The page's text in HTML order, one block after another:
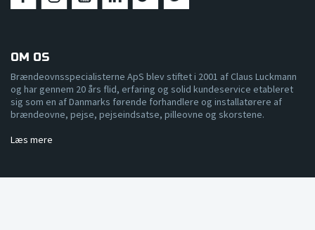
OM OS
Brændeovnsspecialisterne ApS blev stiftet i 2001 af Claus Luckmann
og har gennem 20 års flid, erfaring og solid kundeservice etableret
sig som en af Danmarks førende forhandlere og installatørere af
brændeovne, pejse, pejseindsatse, pilleovne og skorstene.
Læs mere